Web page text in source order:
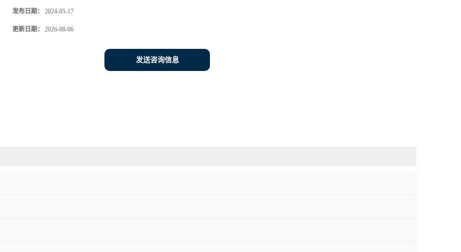
发布日期： 2024-05-17
更新日期： 2026-08-06
发送咨询信息